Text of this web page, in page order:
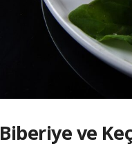
Biberiye ve